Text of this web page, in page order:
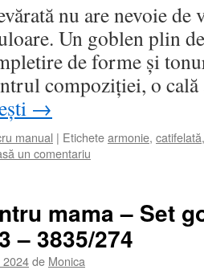
nu are nevoie de
Un goblen plin
de forme și
compoziției, o
→
manual | Etichetearmonie, catifelată
un comentariu
mama – Set
– 3835/274
2024de Monica